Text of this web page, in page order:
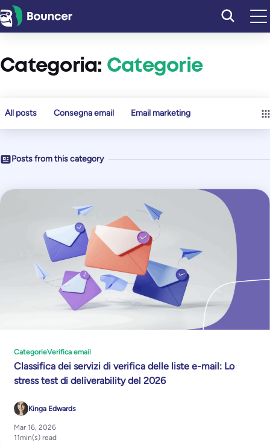
Vai
al
Categoria: Categorie
All posts Consegna email Email marketing
Posts from this category
CategorieVerifica email
Classifica dei servizi di verifica delle liste e-mail: Lo
stress test di deliverability del 2026
Kinga Edwards
Mar 16, 2026
11min(s) read